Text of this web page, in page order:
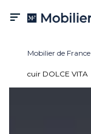
Mobilier de France
cuir DOLCE VITA